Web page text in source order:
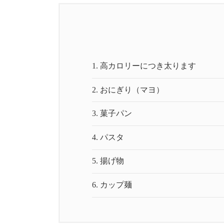
1. 高カロリーにつき太ります
2. おにぎり（マヨ）
3. 菓子パン
4. パスタ
5. 揚げ物
6. カップ麺